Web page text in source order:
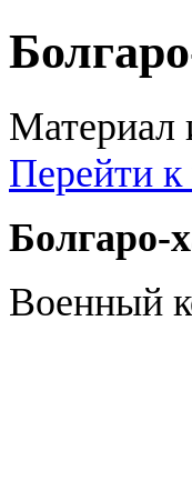
Материал
Перейти к
Болгаро-
Военный